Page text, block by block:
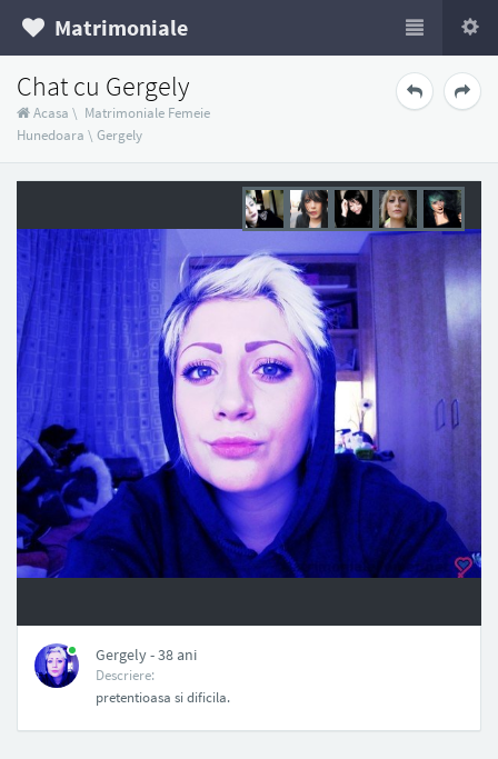
Matrimoniale
Chat cu Gergely
Acasa \ Matrimoniale Femeie
Hunedoara \ Gergely
Gergely - 38 ani
Descriere:
pretentioasa si dificila.